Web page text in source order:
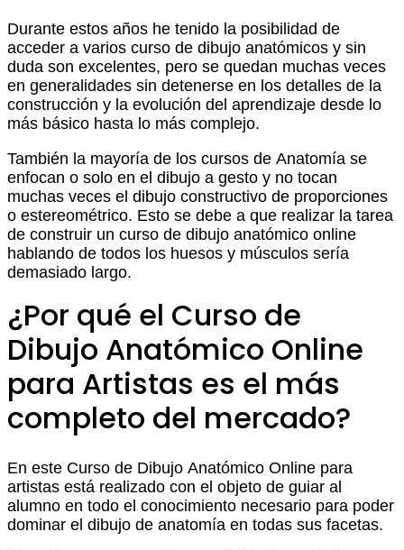
Durante estos años he tenido la posibilidad de
acceder a varios curso de dibujo anatómicos y sin
duda son excelentes, pero se quedan muchas veces
en generalidades sin detenerse en los detalles de la
construcción y la evolución del aprendizaje desde lo
más básico hasta lo más complejo.
También la mayoría de los cursos de Anatomía se
enfocan o solo en el dibujo a gesto y no tocan
muchas veces el dibujo constructivo de proporciones
o estereométrico. Esto se debe a que realizar la tarea
de construir un curso de dibujo anatómico online
hablando de todos los huesos y músculos sería
demasiado largo.
¿Por qué el Curso de
Dibujo Anatómico Online
para Artistas es el más
completo del mercado?
En este Curso de Dibujo Anatómico Online para
artistas está realizado con el objeto de guiar al
alumno en todo el conocimiento necesario para poder
dominar el dibujo de anatomía en todas sus facetas.